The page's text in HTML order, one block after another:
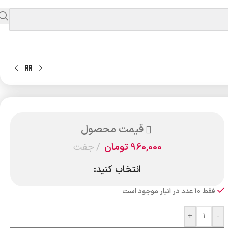
قیمت محصول
960,000تومان جفت
انتخاب کنید:
فقط 10 عدد در انبار موجود است
-
+